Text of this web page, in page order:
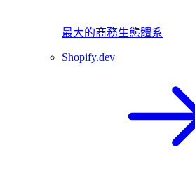
最大的商務生態體系
Shopify.dev